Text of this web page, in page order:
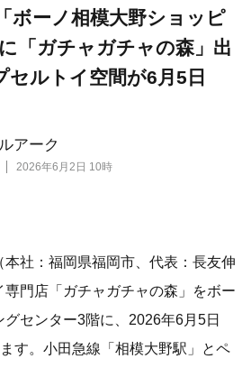
アーク
2026年6月2日 10時
ボーノ相模大野ショッピ
「ガチャガチャの森」出
セルトイ空間が6月5日
社：福岡県福岡市、代表：長友伸
専門店「ガチャガチャの森」をボー
グセンター3階に、2026年6月5日
す。小田急線「相模大野駅」とペ